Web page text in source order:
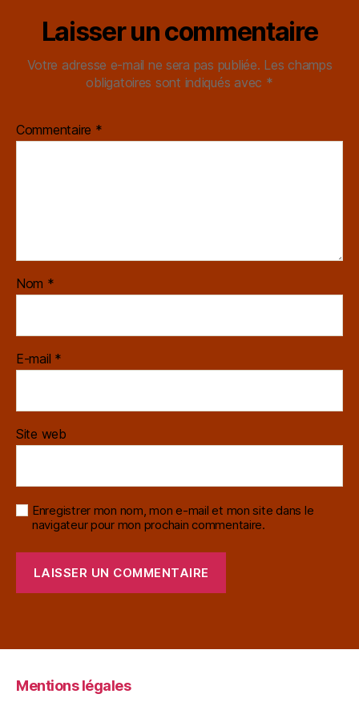
Laisser un commentaire
Votre adresse e-mail ne sera pas publiée. Les champs
obligatoires sont indiqués avec *
Commentaire *
Nom *
E-mail *
Site web
Enregistrer mon nom, mon e-mail et mon site dans le
navigateur pour mon prochain commentaire.
Mentions légales